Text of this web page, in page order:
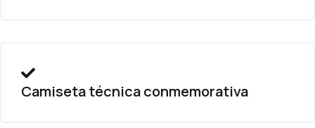
Camiseta técnica conmemorativa